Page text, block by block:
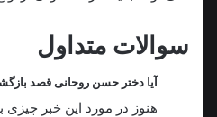
سوالات متداول
آیا دختر حسن روحانی قصد
هنوز در مورد این خبر